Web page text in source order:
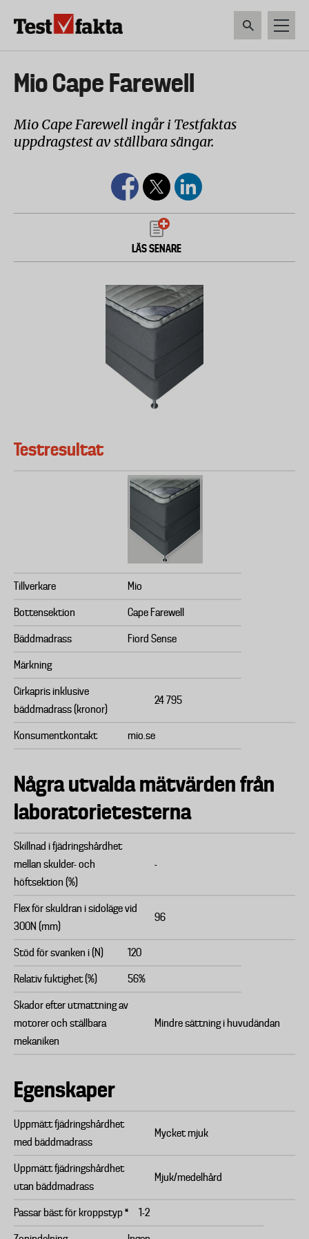
Huvudmeny
ny
Mio Cape Farewell
Mio Cape Farewell ingår i Testfaktas
uppdragstest av ställbara sängar.
LÄS SENARE
Testresultat
Tillverkare Mio
Bottensektion Cape Farewell
Bäddmadrass Fiord Sense
Märkning
Cirkapris inklusive
bäddmadrass (kronor)
24 795
Konsumentkontakt mio.se
Några utvalda mätvärden från
laboratorietesterna
Skillnad i fjädringshårdhet
mellan skulder- och
höftsektion (%)
-
Flex för skuldran i sidoläge vid
300N (mm)
96
Stöd för svanken i (N) 120
Relativ fuktighet (%) 56%
Skador efter utmattning av
motorer och ställbara
mekaniken
Mindre sättning i huvudändan
Egenskaper
Uppmätt fjädringshårdhet
med bäddmadrass
Mycket mjuk
Uppmätt fjädringshårdhet
utan bäddmadrass
Mjuk/medelhård
Passar bäst för kroppstyp * 1-2